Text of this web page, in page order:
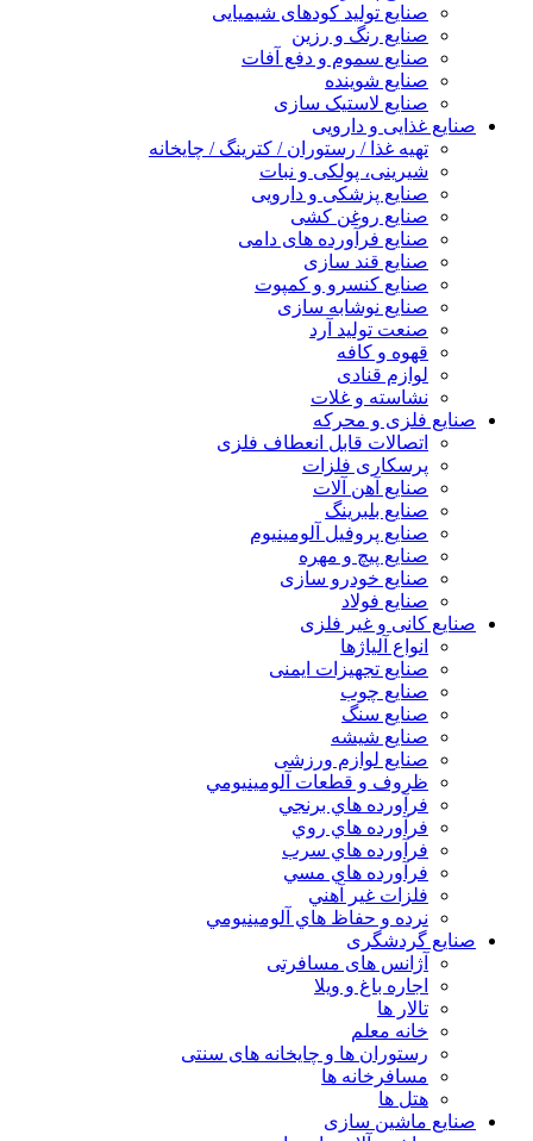
صنایع تولید کودهای شیمیایی
صنایع رنگ و رزین
صنایع سموم و دفع آفات
صنایع شوینده
صنایع لاستیک سازی
صنایع غذایی و دارویی
تهیه غذا / رستوران / کترینگ / چایخانه
شیرینی، پولکی و نبات
صنایع پزشکی و دارویی
صنایع روغن کشی
صنایع فرآورده های دامی
صنایع قند سازی
صنایع کنسرو و کمپوت
صنایع نوشابه سازی
صنعت تولید آرد
قهوه و کافه
لوازم قنادی
نشاسته و غلات
صنایع فلزی و محرکه
اتصالات قابل انعطاف فلزی
پرسکاری فلزات
صنایع آهن آلات
صنایع بلبرینگ
صنایع پروفیل آلومینیوم
صنایع پیچ و مهره
صنایع خودرو سازی
صنایع فولاد
صنایع کانی و غیر فلزی
انواع آلياژها
صنایع تجهیزات ایمنی
صنایع چوب
صنایع سنگ
صنایع شیشه
صنایع لوازم ورزشی
ظروف و قطعات آلومينيومي
فرآورده هاي برنجي
فرآورده هاي روي
فرآورده هاي سرب
فرآورده هاي مسي
فلزات غير آهني
نرده و حفاظ هاي آلومينيومي
صنایع گردشگری
آژانس های مسافرتی
اجاره باغ و ویلا
تالار ها
خانه معلم
رستوران ها و چایخانه های سنتی
مسافرخانه ها
هتل ها
صنایع ماشین سازی